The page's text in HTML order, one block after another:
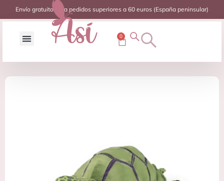
Envío gratuito para pedidos superiores a 60 euros (España peninsular)
0